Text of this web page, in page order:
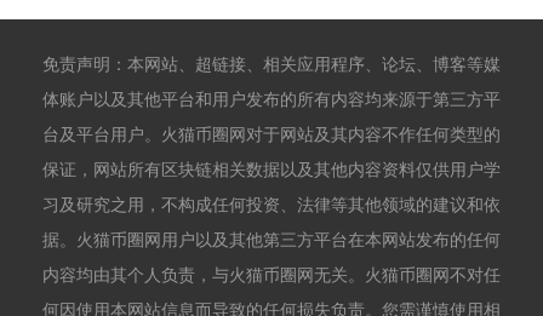
免责声明：本网站、超链接、相关应用程序、论坛、博客等媒
体账户以及其他平台和用户发布的所有内容均来源于第三方平
台及平台用户。火猫币圈网对于网站及其内容不作任何类型的
保证，网站所有区块链相关数据以及其他内容资料仅供用户学
习及研究之用，不构成任何投资、法律等其他领域的建议和依
据。火猫币圈网用户以及其他第三方平台在本网站发布的任何
内容均由其个人负责，与火猫币圈网无关。火猫币圈网不对任
何因使用本网站信息而导致的任何损失负责。您需谨慎使用相